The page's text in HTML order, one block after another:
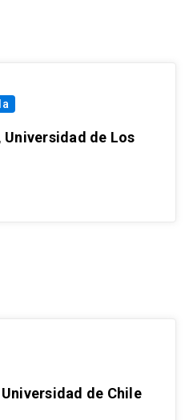
de Los
de Chile